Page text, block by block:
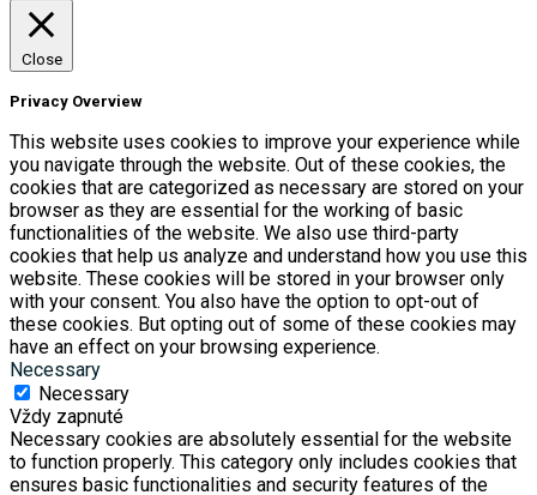
Close
Privacy Overview
This website uses cookies to improve your experience while
you navigate through the website. Out of these cookies, the
cookies that are categorized as necessary are stored on your
browser as they are essential for the working of basic
functionalities of the website. We also use third-party
cookies that help us analyze and understand how you use this
website. These cookies will be stored in your browser only
with your consent. You also have the option to opt-out of
these cookies. But opting out of some of these cookies may
have an effect on your browsing experience.
Necessary
Necessary
Vždy zapnuté
Necessary cookies are absolutely essential for the website
to function properly. This category only includes cookies that
ensures basic functionalities and security features of the